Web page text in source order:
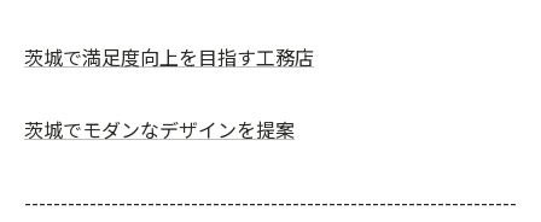
茨城で満足度向上を目指す工務店
茨城でモダンなデザインを提案
--------------------------------------------------------------------